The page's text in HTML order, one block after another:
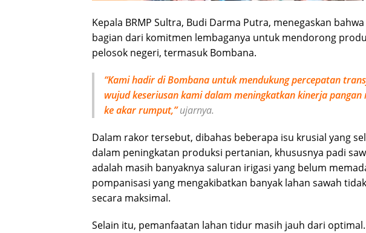
Kepala BRMP Sultra, Budi Darma Putra, menegaskan
bagian dari komitmen lembaganya untuk mendorong
pelosok negeri, termasuk Bombana.
“Kami hadir di Bombana untuk mendukung percepatan
wujud keseriusan kami dalam meningkatkan kinerja
ke akar rumput,” ujarnya.
Dalam rakor tersebut, dibahas beberapa isu krusial yang
dalam peningkatan produksi pertanian, khususnya padi
adalah masih banyaknya saluran irigasi yang belum
pompanisasi yang mengakibatkan banyak lahan sawah
secara maksimal.
Selain itu, pemanfaatan lahan tidur masih jauh dari